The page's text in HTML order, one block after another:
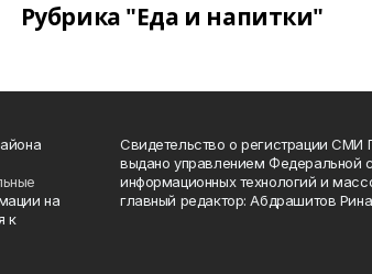
Рубрика "Еда и напитки"
на
к
Свидетельство о регистрации СМИ
выдано управлением Федеральной
информационных технологий и
главный редактор: Абдрашитов